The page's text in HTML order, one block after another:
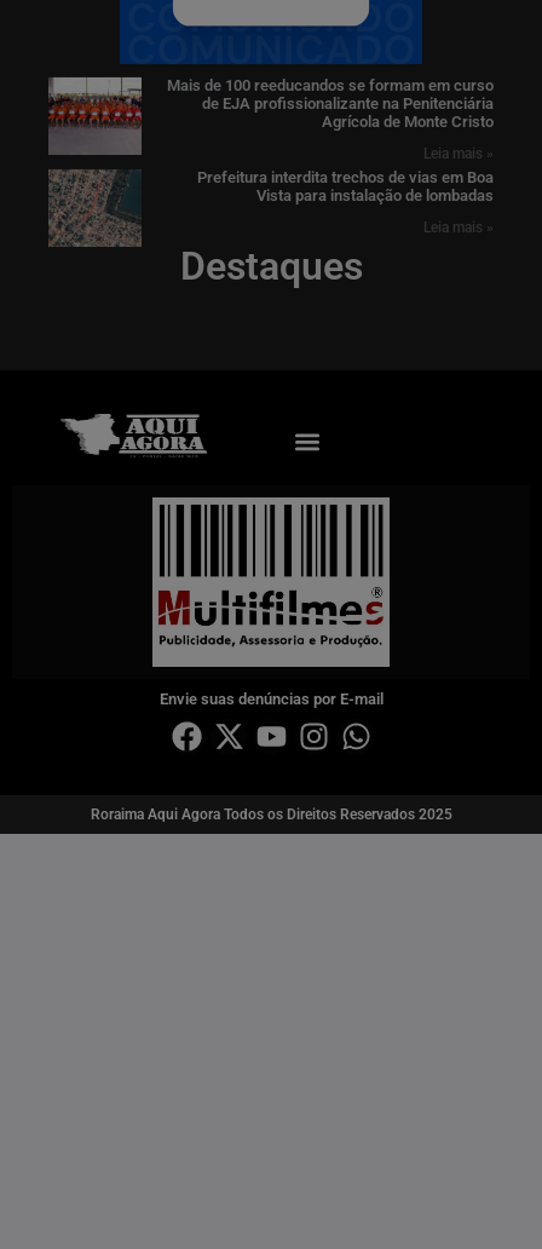
Destaques
Mais de 100 reeducandos se formam em curso
de EJA profissionalizante na Penitenciária
Agrícola de Monte Cristo
Leia mais »
Prefeitura interdita trechos de vias em Boa
Vista para instalação de lombadas
Leia mais »
Envie suas denúncias por E-mail
Roraima Aqui Agora Todos os Direitos Reservados 2025